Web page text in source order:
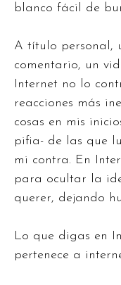
blanco fácil de
A título personal,
comentario, un
Internet no lo
reacciones más
cosas en mis
pifia- de las que
mi contra. En
para ocultar la
querer, dejando
Lo que digas en
pertenece a